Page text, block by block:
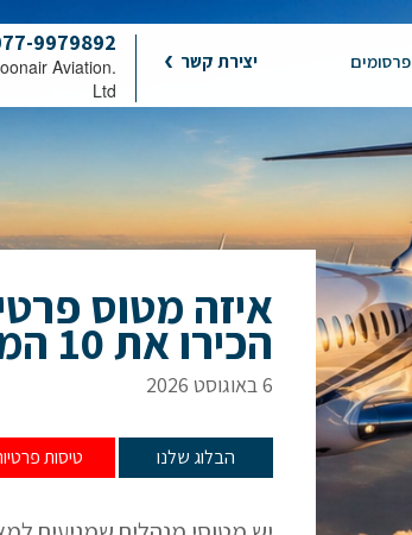
פרסומים יצירת קשר
9979892
Aviation
Ltd
איזה מטוס
הכירו את 10 המטוסים המובילים
6 באוגוסט 2026
הבלוג שלנו טיסות